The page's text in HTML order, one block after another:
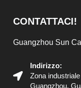
CONTATTACI!
Guangzhou Sun
Indirizzo:
Zona
Guangzhou,